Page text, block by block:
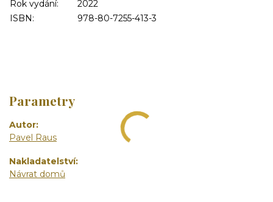
Rok vydání:
2022
ISBN:
978-80-7255-413-3
Parametry
Autor
Pavel Raus
Nakladatelství
Návrat domů